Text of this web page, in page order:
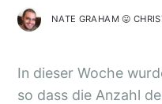
NATE GRAHAM 😛
In dieser Woche
so dass die Anzahl